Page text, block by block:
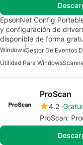
EpsonNet Config
y configuración de
disponible de forma
Windows
Utilidad Para Windows
ProScan
4.2
ProScan: